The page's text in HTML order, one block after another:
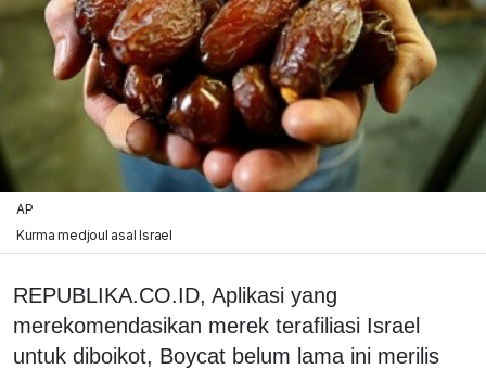
AP
Kurma medjoul asal Israel
REPUBLIKA.CO.ID, Aplikasi yang
merekomendasikan merek terafiliasi Israel
untuk diboikot, Boycat belum lama ini merilis